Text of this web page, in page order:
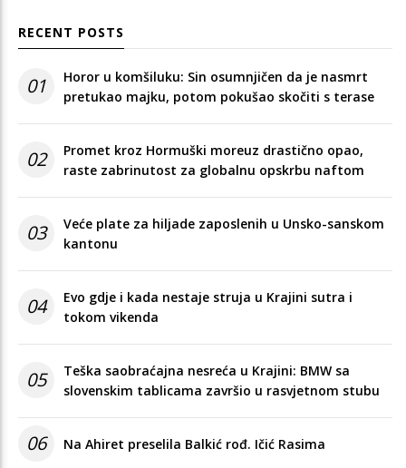
RECENT POSTS
01
Horor u komšiluku: Sin osumnjičen da je nasmrt
pretukao majku, potom pokušao skočiti s terase
02
Promet kroz Hormuški moreuz drastično opao,
raste zabrinutost za globalnu opskrbu naftom
03
Veće plate za hiljade zaposlenih u Unsko-sanskom
kantonu
04
Evo gdje i kada nestaje struja u Krajini sutra i
tokom vikenda
05
Teška saobraćajna nesreća u Krajini: BMW sa
slovenskim tablicama završio u rasvjetnom stubu
06 Na Ahiret preselila Balkić rođ. Ičić Rasima